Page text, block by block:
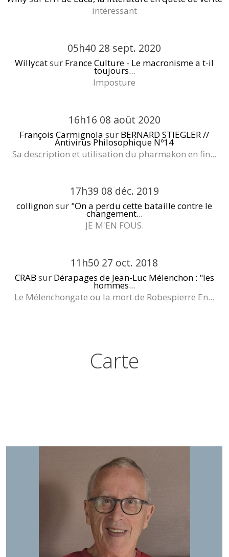
intéressant
05h40 28 sept. 2020
Willycatsur France Culture - Le macronisme a t-il
toujours...
Imposture
16h16 08 août 2020
François Carmignola sur BERNARD STIEGLER //
Antivirus Philosophique Nº14
Sa description et utilisation du pharmakon en fin...
17h39 08 déc. 2019
collignonsur "On a perdu cette bataille contre le
changement...
JE M'EN FOUS.
11h50 27 oct. 2018
CRAB sur Dérapages de Jean-Luc Mélenchon : "les
hommes...
Le Mélenchongate ou la mort de Robespierre En...
Carte